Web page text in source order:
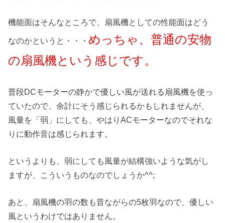
機能面はそんなところで、扇風機としての性能面はどう
なのかというと・・・ めっちゃ、普通の安物
の扇風機という感じです。
普段DCモーターの静かで優しい風が送れる扇風機を使っ
ていたので、余計にそう感じられるかもしれませんが、
風量を「弱」にしても、やはりACモーターなのでそれな
りに動作音は感じられます。
というよりも、弱にしても風量が結構強いような気がし
ますが、こういうものなのでしょうか^^;
あと、扇風機の羽の数も昔ながらの5枚羽なので、優しい
風というわけではありません。